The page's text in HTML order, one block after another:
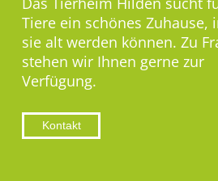
Tiere ein schönes Zuhause,
sie alt werden können. Zu
stehen wir Ihnen gerne zur
Verfügung.
Kontakt